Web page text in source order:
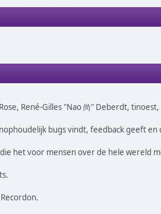
René-Gilles "Nao 尚" Deberdt,
bugs vindt, feedback geeft
het voor mensen over de hele wereld